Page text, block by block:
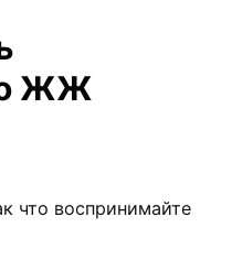
ЖЖ
что воспринимайте